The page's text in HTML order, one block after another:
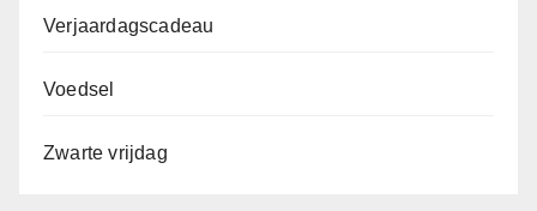
Verjaardagscadeau
Voedsel
Zwarte vrijdag